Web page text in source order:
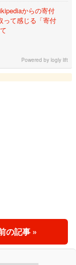
からの寄付
って感じる「寄付
Powered bylogly lift
の記事 »